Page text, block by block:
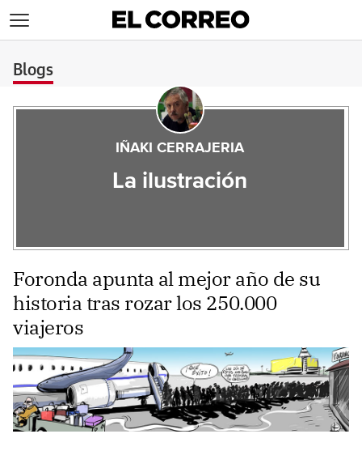
Blogs
IÑAKI CERRAJERIA
La ilustración
Foronda apunta al mejor año de su
historia tras rozar los 250.000
viajeros